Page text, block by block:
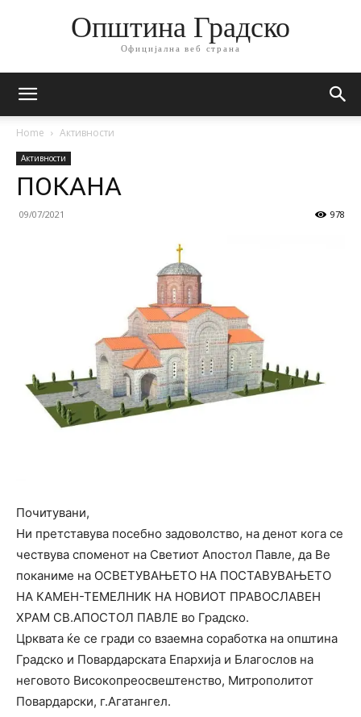
Општина Градско
Официјална веб страна
Home Активности
Активности
ПОКАНА
09/07/2021 978
Почитувани,
Ни претставува посебно задоволство, на денот кога се
чествува споменот на Светиот Апостол Павле, да Ве
поканиме на ОСВЕТУВАЊЕТО НА ПОСТАВУВАЊЕТО
НА КАМЕН-ТЕМЕЛНИК НА НОВИОТ ПРАВОСЛАВЕН
ХРАМ СВ.АПОСТОЛ ПАВЛЕ во Градско.
Црквата ќе се гради со взаемна соработка на општина
Градско и Повардарската Епархија и Благослов на
неговото Високопреосвештенство, Митрополитот
Повардарски, г.Агатангел.